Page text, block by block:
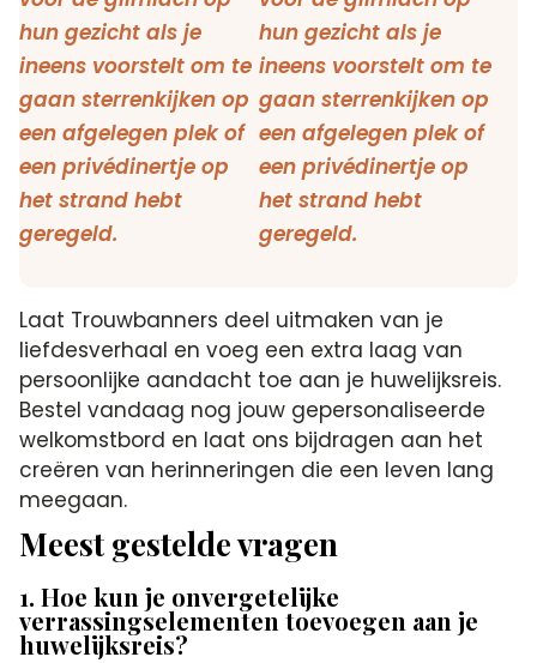
Laat Trouwbanners deel uitmaken van je
liefdesverhaal en voeg een extra laag van
persoonlijke aandacht toe aan je huwelijksreis.
Bestel vandaag nog jouw gepersonaliseerde
welkomstbord en laat ons bijdragen aan het
creëren van herinneringen die een leven lang
meegaan.
Meest gestelde vragen
1. Hoe kun je onvergetelijke
verrassingselementen toevoegen aan je
huwelijksreis?